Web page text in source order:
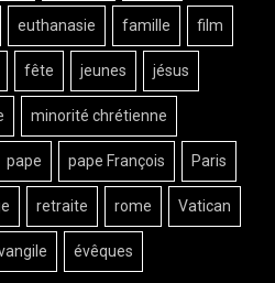
euthanasie famille film
fête jeunes jésus
minorité chrétienne
pape pape François Paris
retraite rome Vatican
évêques